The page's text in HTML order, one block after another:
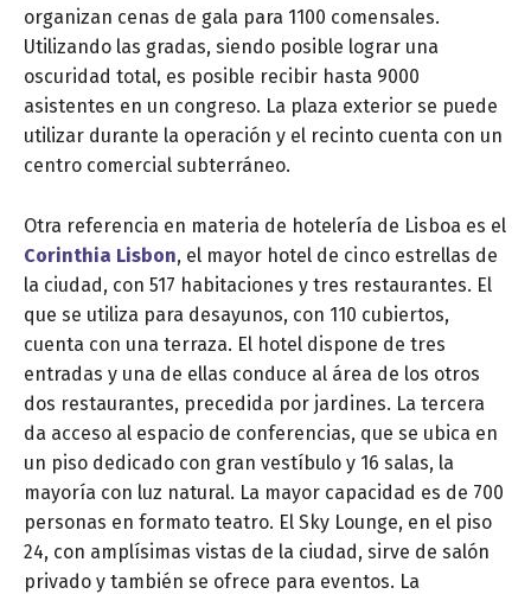
organizan cenas de gala para 1100 comensales.
Utilizando las gradas, siendo posible lograr una
oscuridad total, es posible recibir hasta 9000
asistentes en un congreso. La plaza exterior se puede
utilizar durante la operación y el recinto cuenta con un
centro comercial subterráneo.
Otra referencia en materia de hotelería de Lisboa es el
Corinthia Lisbon, el mayor hotel de cinco estrellas de
la ciudad, con 517 habitaciones y tres restaurantes. El
que se utiliza para desayunos, con 110 cubiertos,
cuenta con una terraza. El hotel dispone de tres
entradas y una de ellas conduce al área de los otros
dos restaurantes, precedida por jardines. La tercera
da acceso al espacio de conferencias, que se ubica en
un piso dedicado con gran vestíbulo y 16 salas, la
mayoría con luz natural. La mayor capacidad es de 700
personas en formato teatro. El Sky Lounge, en el piso
24, con amplísimas vistas de la ciudad, sirve de salón
privado y también se ofrece para eventos. La